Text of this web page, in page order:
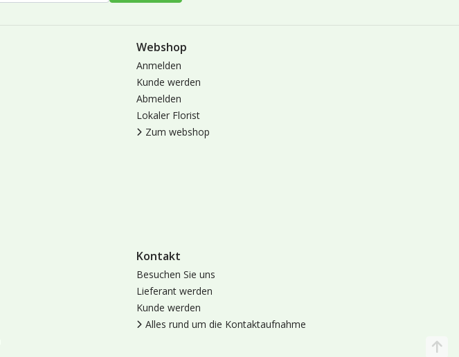
Webshop
Anmelden
Kunde werden
Abmelden
Lokaler Florist
Zum webshop
Kontakt
Besuchen Sie uns
Lieferant werden
Kunde werden
Alles rund um die Kontaktaufnahme